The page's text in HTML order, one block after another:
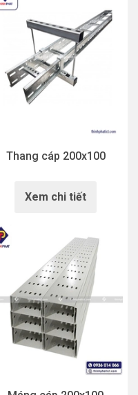
Thang cáp 200x100
Xem chi tiết